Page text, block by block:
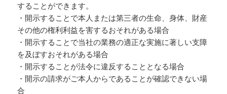
することができます。
・開示することで本人または第三者の生命、身体、財産
その他の権利利益を害するおそれがある場合
・開示することで当社の業務の適正な実施に著しい支障
を及ぼすおそれがある場合
・開示することが法令に違反することとなる場合
・開示の請求がご本人からであることが確認できない場
合